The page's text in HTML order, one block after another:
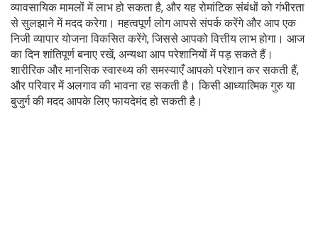
व्यावसायिक मामलों में लाभ हो सकता है, और यह रोमांटिक संबंधों को गंभीरता
से सुलझाने में मदद करेगा। महत्वपूर्ण लोग आपसे संपर्क करेंगे और आप एक
निजी व्यापार योजना विकसित करेंगे, जिससे आपको वित्तीय लाभ होगा। आज
का दिन शांतिपूर्ण बनाए रखें, अन्यथा आप परेशानियों में पड़ सकते हैं।
शारीरिक और मानसिक स्वास्थ्य की समस्याएँ आपको परेशान कर सकती हैं,
और परिवार में अलगाव की भावना रह सकती है। किसी आध्यात्मिक गुरु या
बुजुर्ग की मदद आपके लिए फायदेमंद हो सकती है।